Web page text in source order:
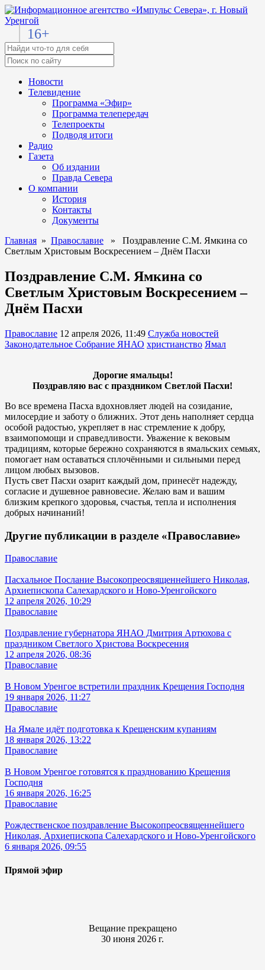
16+
Новости
Телевидение
Программа «Эфир»
Программа телепередач
Телепроекты
Подводя итоги
Радио
Газета
Об издании
Правда Севера
О компании
История
Контакты
Документы
Главная » Православие » Поздравление С.М. Ямкина со
Светлым Христовым Воскресением – Днём Пасхи
Поздравление С.М. Ямкина со
Светлым Христовым Воскресением –
Днём Пасхи
Православие 12 апреля 2026, 11:49 Служба новостей
Законодательное Собрание ЯНАО христианство Ямал
Дорогие ямальцы!
Поздравляю вас с праздником Светлой Пасхи!
Во все времена Пасха вдохновляет людей на созидание,
милосердие и заботу о ближних. Этот день наполняет сердца
особой радостью, укрепляет в нас стремление к добру,
взаимопомощи и справедливости. Уважение к вековым
традициям, которые бережно сохраняются в ямальских семьях,
помогает нам оставаться сплочёнными и сильными перед
лицом любых вызовов.
Пусть свет Пасхи озарит каждый дом, принесёт надежду,
согласие и душевное равновесие. Желаю вам и вашим
близким крепкого здоровья, счастья, тепла и исполнения
добрых начинаний!
Другие публикации в разделе «Православие»
Православие
Пасхальное Послание Высокопреосвященнейшего Николая,
Архиепископа Салехардского и Ново-Уренгойского
12 апреля 2026, 10:29
Православие
Поздравление губернатора ЯНАО Дмитрия Артюхова с
праздником Светлого Христова Воскресения
12 апреля 2026, 08:36
Православие
В Новом Уренгое встретили праздник Крещения Господня
19 января 2026, 11:27
Православие
На Ямале идёт подготовка к Крещенским купаниям
18 января 2026, 13:22
Православие
В Новом Уренгое готовятся к празднованию Крещения
Господня
16 января 2026, 16:25
Православие
Рождественское поздравление Высокопреосвященнейшего
Николая, Архиепископа Салехардского и Ново-Уренгойского
6 января 2026, 09:55
Прямой эфир
Вещание прекращено
30 июня 2026 г.